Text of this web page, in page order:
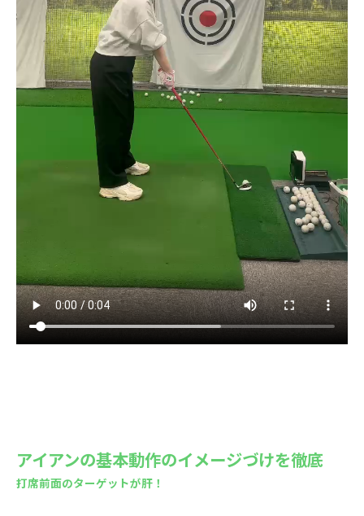
アイアンの基本動作のイメージづけを徹底
打席前面のターゲットが肝！